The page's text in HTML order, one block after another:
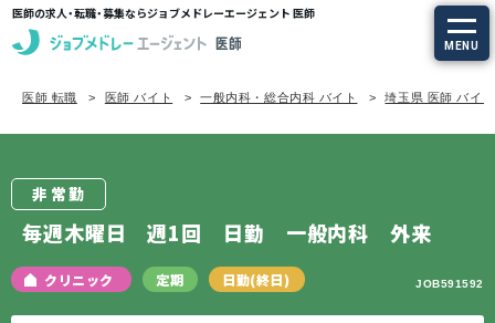
医師の求人・転職・募集ならジョブメドレーエージェント 医師
MENU
求人を探す
定期非常勤の求人
特集から探す
医師 転職 医師 バイト 一般内科・総合内科 バイト 埼玉県 医師 バイト
非常勤
毎週木曜日 週1回 日勤 一般内科 外来
クリニック 定期 日勤(終日) JOB591592